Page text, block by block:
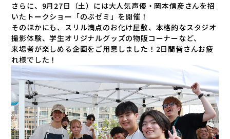
さらに、9月27日（土）には大人気声優・岡本信彦さんを招
いたトークショー「のぶゼミ」を開催！
そのほかにも、スリル満点のお化け屋敷、本格的なスタジオ
撮影体験、学生オリジナルグッズの物販コーナーなど、
来場者が楽しめる企画をご用意しました！2日間皆さんお疲
れ様でした！